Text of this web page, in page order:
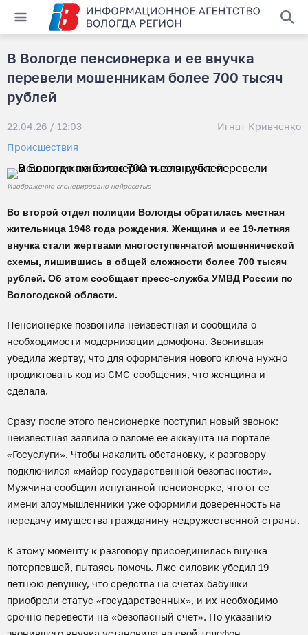
В Вологде пенсионерка и ее внучка
перевели мошенникам более 700 тысяч
рублей
22.04.26 / 12:03
Игнат Кривченко
Происшествия
Изображение сгенерировано нейросетью
Во второй отдел полиции Вологды обратилась местная
жительница 1948 года рождения. Женщина и ее 19-летняя
внучка стали жертвами многоступенчатой мошеннической
схемы, лишившись в общей сложности более 700 тысяч
рублей. Об этом сообщает пресс-служба УМВД России по
Вологодской области.
Пенсионерке позвонила неизвестная и сообщила о
необходимости модернизации домофона. Звонившая
убедила жертву, что для оформления нового ключа нужно
продиктовать код из СМС-сообщения, что женщина и
сделала.
Сразу после этого пенсионерке поступил новый звонок:
неизвестная заявила о взломе ее аккаунта на портале
«Госуслуги». Чтобы накалить обстановку, к разговору
подключился «майор государственной безопасности».
Мужчина сообщил испуганной пенсионерке, что от ее
имени злоумышленники уже оформили доверенность на
передачу имущества гражданину недружественной страны.
К этому моменту к разговору присоединилась внучка
потерпевшей, пытаясь помочь. Лже-силовик убедил 19-
летнюю девушку, что средства на счетах бабушки
приобрели статус «государственных», и их необходимо
срочно перевести на «безопасный счет». По указанию